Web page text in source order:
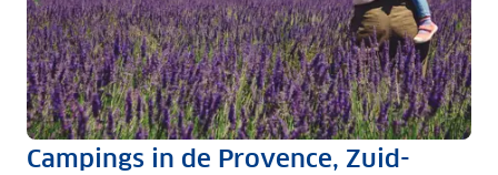
Campings in de Provence, Zuid-